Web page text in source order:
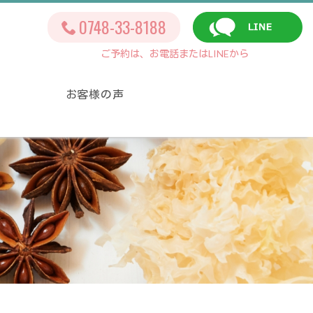
0748-33-8188
ご予約は、お電話またはLINEから
お客様の声